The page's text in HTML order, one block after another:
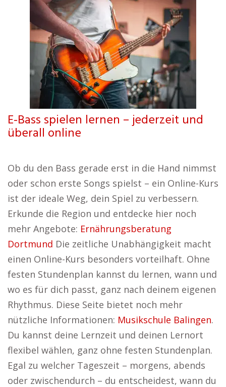
E-Bass spielen lernen – jederzeit und
überall online
Ob du den Bass gerade erst in die Hand nimmst
oder schon erste Songs spielst – ein Online-Kurs
ist der ideale Weg, dein Spiel zu verbessern.
Erkunde die Region und entdecke hier noch
mehr Angebote: Ernährungsberatung
Dortmund Die zeitliche Unabhängigkeit macht
einen Online-Kurs besonders vorteilhaft. Ohne
festen Stundenplan kannst du lernen, wann und
wo es für dich passt, ganz nach deinem eigenen
Rhythmus. Diese Seite bietet noch mehr
nützliche Informationen: Musikschule Balingen.
Du kannst deine Lernzeit und deinen Lernort
flexibel wählen, ganz ohne festen Stundenplan.
Egal zu welcher Tageszeit – morgens, abends
oder zwischendurch – du entscheidest, wann du